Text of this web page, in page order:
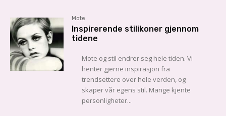
Mote
Inspirerende stilikoner gjennom
tidene
Mote og stil endrer seg hele tiden. Vi
henter gjerne inspirasjon fra
trendsettere over hele verden, og
skaper vår egens stil. Mange kjente
personligheter...